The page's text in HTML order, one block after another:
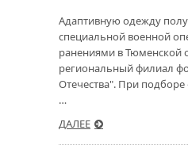
Адаптивную одежду
специальной военной
ранениями в Тюменской
региональный филиал
Отечества". При
…
ДАЛЕЕ